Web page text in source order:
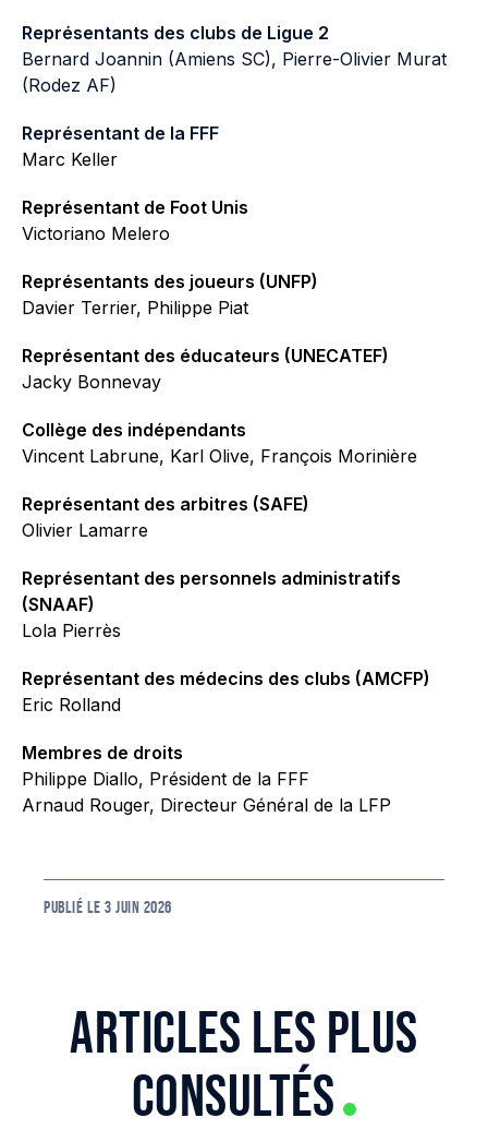
Représentants des clubs de Ligue 2
Bernard Joannin (Amiens SC), Pierre-Olivier Murat
(Rodez AF)
Représentant de la FFF
Marc Keller
Représentant de Foot Unis
Victoriano Melero
Représentants des joueurs (UNFP)
Davier Terrier, Philippe Piat
Représentant des éducateurs (UNECATEF)
Jacky Bonnevay
Collège des indépendants
Vincent Labrune, Karl Olive, François Morinière
Représentant des arbitres (SAFE)
Olivier Lamarre
Représentant des personnels administratifs
(SNAAF)
Lola Pierrès
Représentant des médecins des clubs (AMCFP)
Eric Rolland
Membres de droits
Philippe Diallo, Président de la FFF
Arnaud Rouger, Directeur Général de la LFP
PUBLIÉ LE 3 JUIN 2026
ARTICLES LES PLUS
CONSULTÉS